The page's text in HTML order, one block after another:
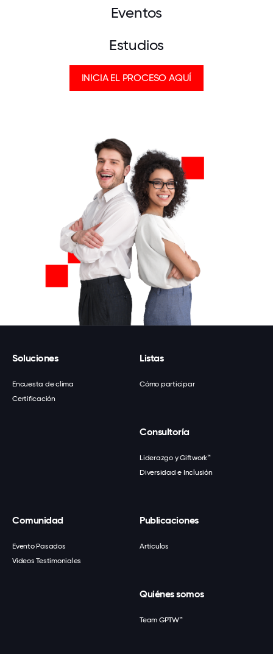
Eventos
Estudios
INICIA EL PROCESO AQUÍ
Soluciones
Encuesta de clima
Certificación
Listas
Cómo participar
Consultoría
Liderazgo y Giftwork™
Diversidad e Inclusión
Comunidad
Evento Pasados
Videos Testimoniales
Publicaciones
Artículos
Quiénes somos
Team GPTW™